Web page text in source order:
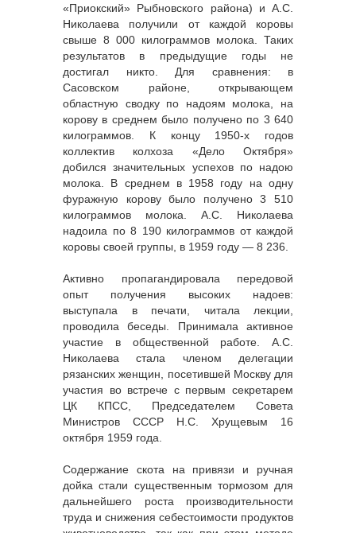
«Приокский» Рыбновского района) и А.С.
Николаева получили от каждой коровы
свыше 8 000 килограммов молока. Таких
результатов в предыдущие годы не
достигал никто. Для сравнения: в
Сасовском районе, открывающем
областную сводку по надоям молока, на
корову в среднем было получено по 3 640
килограммов. К концу 1950-х годов
коллектив колхоза «Дело Октября»
добился значительных успехов по надою
молока. В среднем в 1958 году на одну
фуражную корову было получено 3 510
килограммов молока. А.С. Николаева
надоила по 8 190 килограммов от каждой
коровы своей группы, в 1959 году — 8 236.
Активно пропагандировала передовой
опыт получения высоких надоев:
выступала в печати, читала лекции,
проводила беседы. Принимала активное
участие в общественной работе. А.С.
Николаева стала членом делегации
рязанских женщин, посетившей Москву для
участия во встрече с первым секретарем
ЦК КПСС, Председателем Совета
Министров СССР Н.С. Хрущевым 16
октября 1959 года.
Содержание скота на привязи и ручная
дойка стали существенным тормозом для
дальнейшего роста производительности
труда и снижения себестоимости продуктов